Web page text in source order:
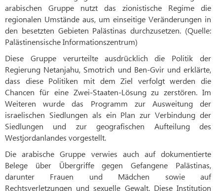
arabischen Gruppe nutzt das zionistische Regime die
regionalen Umstände aus, um einseitige Veränderungen in
den besetzten Gebieten Palästinas durchzusetzen. (Quelle:
Palästinensische Informationszentrum)
Diese Gruppe verurteilte ausdrücklich die Politik der
Regierung Netanjahu, Smotrich und Ben-Gvir und erklärte,
dass diese Politiken mit dem Ziel verfolgt werden die
Chancen für eine Zwei-Staaten-Lösung zu zerstören. Im
Weiteren wurde das Programm zur Ausweitung der
israelischen Siedlungen als ein Plan zur Verbindung der
Siedlungen und zur geografischen Aufteilung des
Westjordanlandes vorgestellt.
Die arabische Gruppe verwies auch auf dokumentierte
Belege über Übergriffe gegen Gefangene Palästinas,
darunter Frauen und Mädchen sowie auf
Rechtsverletzungen und sexuelle Gewalt. Diese Institution